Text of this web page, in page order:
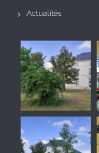
Actualités